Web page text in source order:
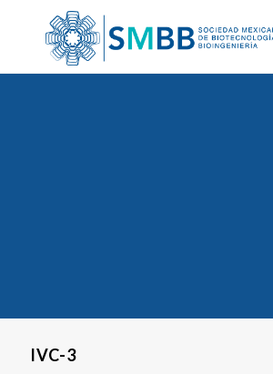
IVC-3